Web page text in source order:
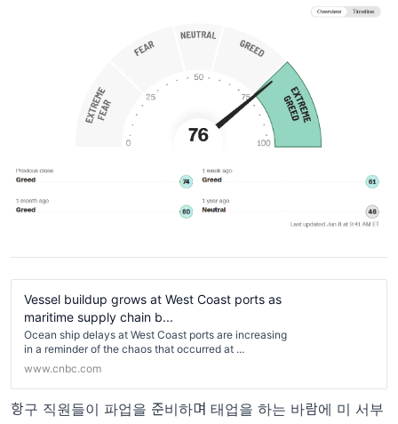
Vessel buildup grows at West Coast ports as
maritime supply chain b...
Ocean ship delays at West Coast ports are increasing
in a reminder of the chaos that occurred at ...
www.cnbc.com
항구 직원들이 파업을 준비하며 태업을 하는 바람에 미 서부